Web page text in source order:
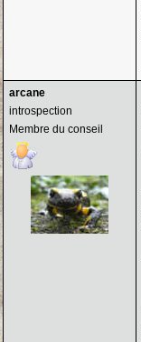
arcane
introspection
Membre du conseil